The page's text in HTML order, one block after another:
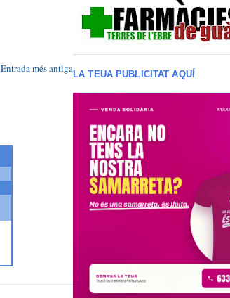
Entrada més antigaLA TEUA PUBLICITAT AQUÍ